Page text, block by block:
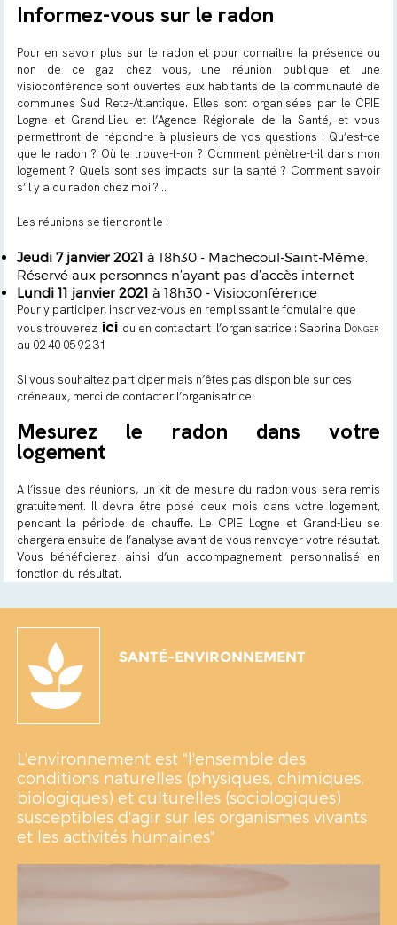
Informez-vous sur le radon
Pour en savoir plus sur le radon et pour connaitre la présence ou
non de ce gaz chez vous, une réunion publique et une
visioconférence sont ouvertes aux habitants de la communauté de
communes Sud Retz-Atlantique. Elles sont organisées par le CPIE
Logne et Grand-Lieu et l’Agence Régionale de la Santé, et vous
permettront de répondre à plusieurs de vos questions : Qu’est-ce
que le radon ? Où le trouve-t-on ? Comment pénètre-t-il dans mon
logement ? Quels sont ses impacts sur la santé ? Comment savoir
s’il y a du radon chez moi ?...
Les réunions se tiendront le :
Jeudi 7 janvier 2021 à 18h30 - Machecoul-Saint-Même.
Réservé aux personnes n’ayant pas d’accès internet
Lundi 11 janvier 2021 à 18h30 - Visioconférence
Pour y participer, inscrivez-vous en remplissant le fomulaire que
vous trouverez ici ou en contactant l’organisatrice : Sabrina Donger
au 02 40 05 92 31
Si vous souhaitez participer mais n’êtes pas disponible sur ces
créneaux, merci de contacter l’organisatrice.
Mesurez le radon dans votre
logement
A l’issue des réunions, un kit de mesure du radon vous sera remis
gratuitement. Il devra être posé deux mois dans votre logement,
pendant la période de chauffe. Le CPIE Logne et Grand-Lieu se
chargera ensuite de l’analyse avant de vous renvoyer votre résultat.
Vous bénéficierez ainsi d’un accompagnement personnalisé en
fonction du résultat.
SANTÉ-ENVIRONNEMENT
L'environnement est "l'ensemble des
conditions naturelles (physiques, chimiques,
biologiques) et culturelles (sociologiques)
susceptibles d'agir sur les organismes vivants
et les activités humaines"